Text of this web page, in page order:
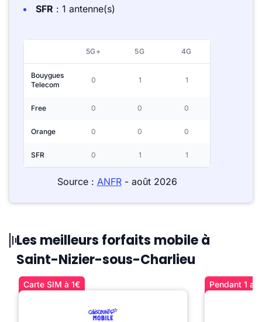
SFR : 1 antenne(s)
5G+ 5G 4G
Bouygues
Telecom
0 1 1
Free 0 0 0
Orange 0 0 0
SFR 0 1 1
Source : ANFR- août 2026
Les meilleurs forfaits mobile à
Saint-Nizier-sous-Charlieu
Carte SIM à 1€ Pendant 1